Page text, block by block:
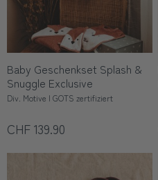
Baby Geschenkset Splash &
Snuggle Exclusive
Div. Motive | GOTS zertifiziert
CHF 139.90